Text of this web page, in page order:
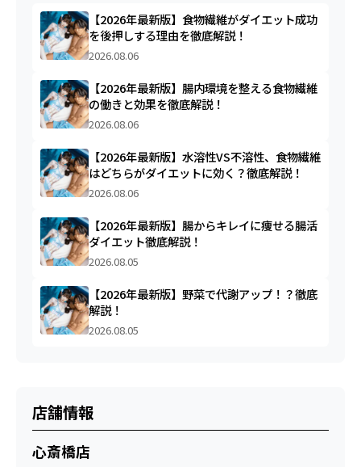
【2026年最新版】食物繊維がダイエット成功
を後押しする理由を徹底解説！
2026.08.06
【2026年最新版】腸内環境を整える食物繊維
の働きと効果を徹底解説！
2026.08.06
【2026年最新版】水溶性VS不溶性、食物繊維
はどちらがダイエットに効く？徹底解説！
2026.08.06
【2026年最新版】腸からキレイに痩せる腸活
ダイエット徹底解説！
2026.08.05
【2026年最新版】野菜で代謝アップ！？徹底
解説！
2026.08.05
店舗情報
心斎橋店